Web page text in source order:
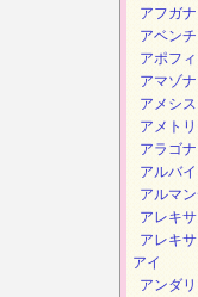
アフガナ
アベン
アポフ
アマゾナ
アメシス
アメト
アラゴナ
アルバイ
アルマ
アレキ
アレキ
アイ
アンダ